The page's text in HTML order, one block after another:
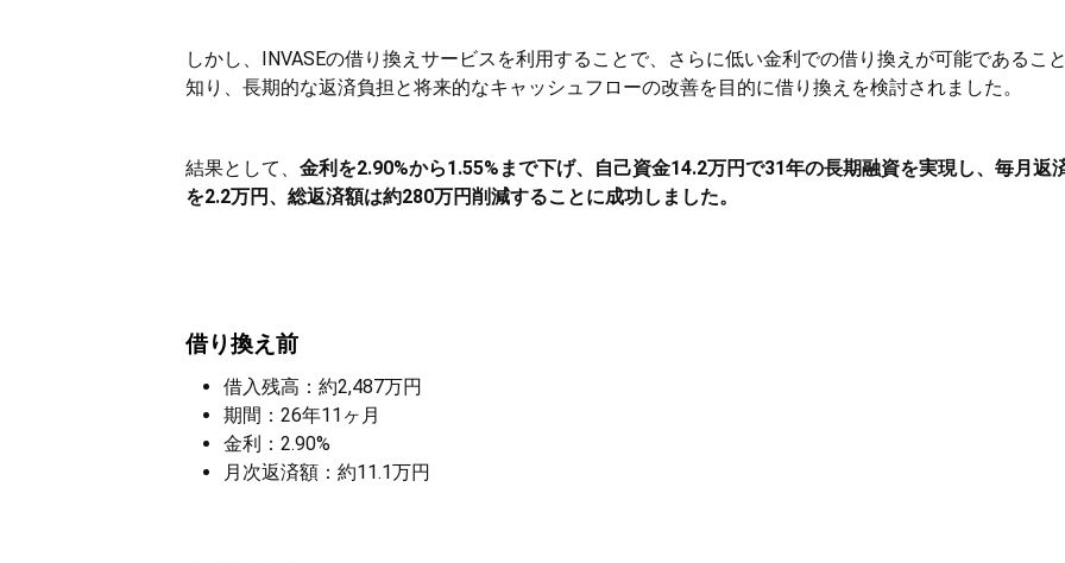
しかし、INVASEの借り換えサービスを利用することで、さらに低い金利での借り換えが可能であるこ
知り、長期的な返済負担と将来的なキャッシュフローの改善を目的に借り換えを検討されました。
結果として、 金利を2.90%から1.55%まで下げ、自己資金14.2万円で31年の長期融資を実現し、毎月返
を2.2万円、総返済額は約280万円削減することに成功しました。
借り換え前
借入残高：約2,487万円
期間：26年11ヶ月
金利：2.90%
月次返済額：約11.1万円